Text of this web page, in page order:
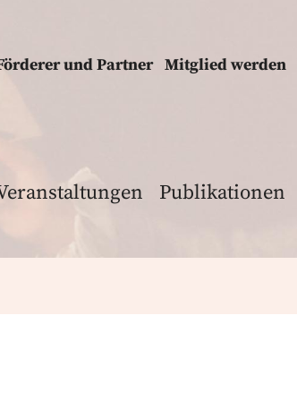
und Partner Mitglied werden
Publikationen